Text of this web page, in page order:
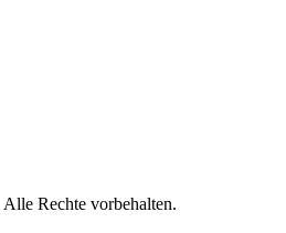
Alle Rechte vorbehalten.